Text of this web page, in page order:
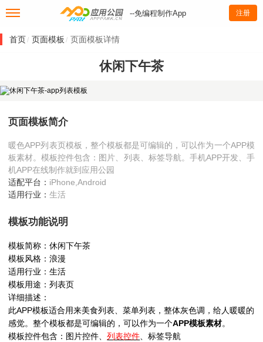
--免编程制作App 注册
首页/ 页面模板 / 页面模板详情
休闲下午茶
页面模板简介
暖色APP列表页模板，整个模板都是可编辑的，可以作为一个APP模
板素材。模板控件包含：图片、列表、标签导航。手机APP开发、手
机APP在线制作就到应用公园
适配平台： iPhone,Android
适用行业：生活
模板功能说明
模板简称：休闲下午茶
模板风格：浪漫
适用行业：生活
模板用途：列表页
详细描述：
此APP模板适合用来美食列表、菜单列表，整体灰色调，给人暖暖的
感觉。整个模板都是可编辑的，可以作为一个APP模板素材。
模板控件包含：图片控件、列表控件、标签导航